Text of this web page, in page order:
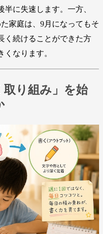
に失速します。一方、
家庭は、9月になってもそ
く続けることができた方
なります。
り組み」を始